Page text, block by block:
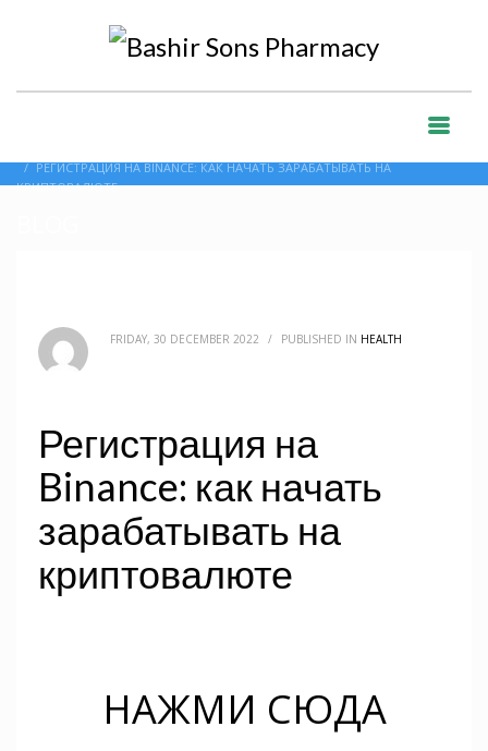
РЕГИСТРАЦИЯ НА BINANCE: КАК НАЧАТЬ ЗАРАБАТЫВАТЬ НА
КРИПТОВАЛЮТЕ
FRIDAY, 30 DECEMBER 2022 / PUBLISHED IN HEALTH
Регистрация на
Binance: как начать
зарабатывать на
криптовалюте
НАЖМИ СЮДА